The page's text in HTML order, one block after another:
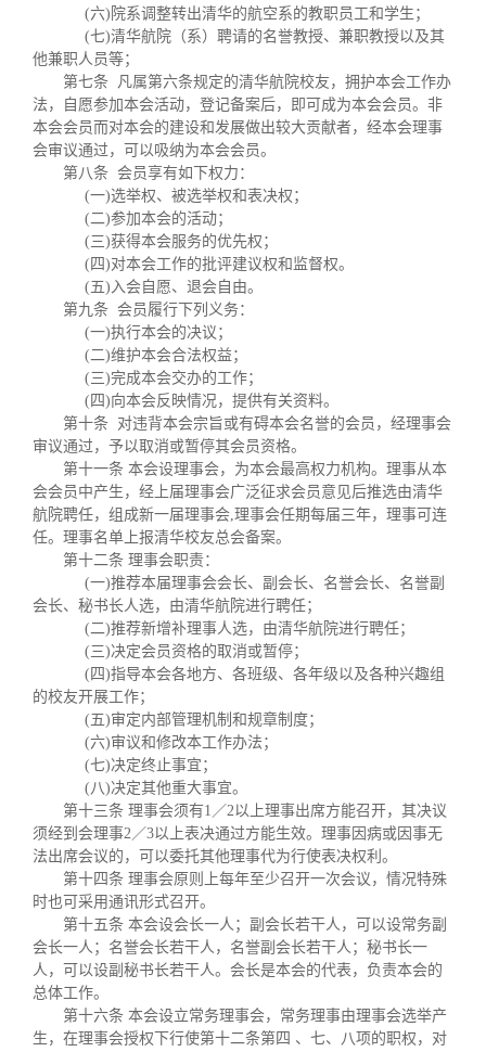
(六)院系调整转出清华的航空系的教职员工和学生；
(七)清华航院（系）聘请的名誉教授、兼职教授以及其
他兼职人员等；
第七条 凡属第六条规定的清华航院校友，拥护本会工作办
法，自愿参加本会活动，登记备案后，即可成为本会会员。非
本会会员而对本会的建设和发展做出较大贡献者，经本会理事
会审议通过，可以吸纳为本会会员。
第八条 会员享有如下权力：
(一)选举权、被选举权和表决权；
(二)参加本会的活动；
(三)获得本会服务的优先权；
(四)对本会工作的批评建议权和监督权。
(五)入会自愿、退会自由。
第九条 会员履行下列义务：
(一)执行本会的决议；
(二)维护本会合法权益；
(三)完成本会交办的工作；
(四)向本会反映情况，提供有关资料。
第十条 对违背本会宗旨或有碍本会名誉的会员，经理事会
审议通过，予以取消或暂停其会员资格。
第十一条 本会设理事会，为本会最高权力机构。理事从本
会会员中产生，经上届理事会广泛征求会员意见后推选由清华
航院聘任，组成新一届理事会,理事会任期每届三年，理事可连
任。理事名单上报清华校友总会备案。
第十二条 理事会职责：
(一)推荐本届理事会会长、副会长、名誉会长、名誉副
会长、秘书长人选，由清华航院进行聘任；
(二)推荐新增补理事人选，由清华航院进行聘任；
(三)决定会员资格的取消或暂停；
(四)指导本会各地方、各班级、各年级以及各种兴趣组
的校友开展工作；
(五)审定内部管理机制和规章制度；
(六)审议和修改本工作办法；
(七)决定终止事宜；
(八)决定其他重大事宜。
第十三条 理事会须有1／2以上理事出席方能召开，其决议
须经到会理事2／3以上表决通过方能生效。理事因病或因事无
法出席会议的，可以委托其他理事代为行使表决权利。
第十四条 理事会原则上每年至少召开一次会议，情况特殊
时也可采用通讯形式召开。
第十五条 本会设会长一人；副会长若干人，可以设常务副
会长一人；名誉会长若干人，名誉副会长若干人；秘书长一
人，可以设副秘书长若干人。会长是本会的代表，负责本会的
总体工作。
第十六条 本会设立常务理事会，常务理事由理事会选举产
生，在理事会授权下行使第十二条第四 、七、八项的职权，对